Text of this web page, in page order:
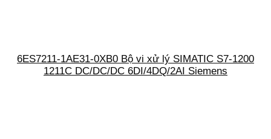
6ES7211-1AE31-0XB0 Bộ vi xử lý SIMATIC S7-1200
1211C DC/DC/DC 6DI/4DQ/2AI Siemens